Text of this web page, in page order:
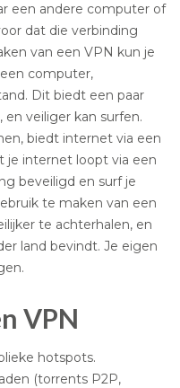
een andere computer of
dat die verbinding
van een VPN kun je
computer,
Dit biedt een paar
veiliger kan surfen.
biedt internet via een
je internet loopt via een
beveiligd en surf je
te maken van een
te achterhalen, en
land bevindt. Je eigen
VPN
hotspots.
(torrents P2P,